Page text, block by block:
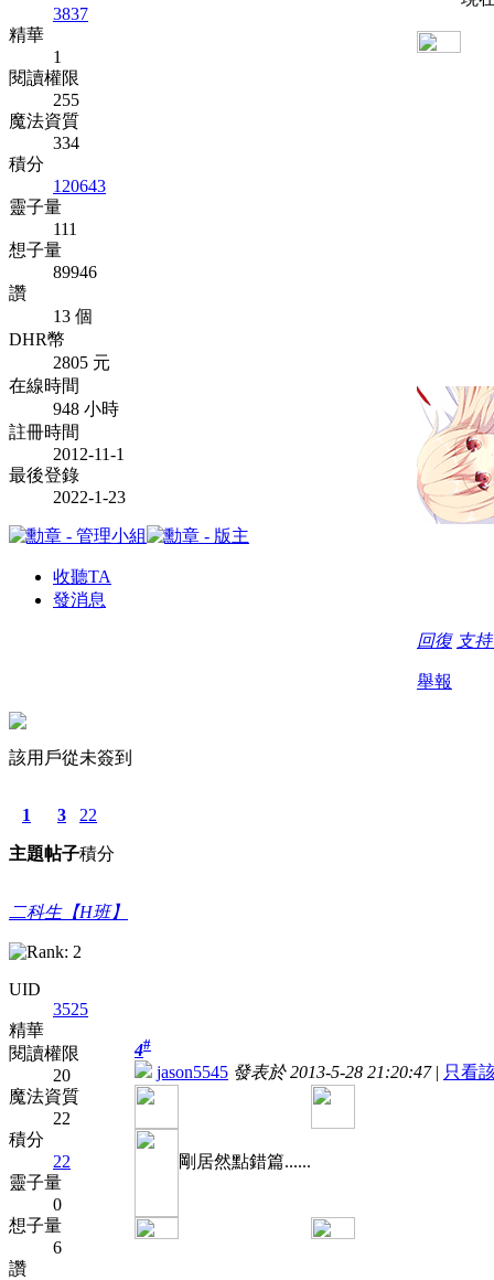
3837
精華
1
閱讀權限
255
魔法資質
334
積分
120643
靈子量
111
想子量
89946
讚
13 個
DHR幣
2805 元
在線時間
948 小時
註冊時間
2012-11-1
最後登錄
2022-1-23
收聽TA
發消息
回復 支
舉報
該用戶從未簽到
1
主題
3
帖子
22
積分
二科生【H班】
UID
3525
精華
閱讀權限
20
魔法資質
22
積分
22
靈子量
0
想子量
6
讚
4#
jason5545 發表於 2013-5-28 21:20:47 | 只看
剛居然點錯篇......